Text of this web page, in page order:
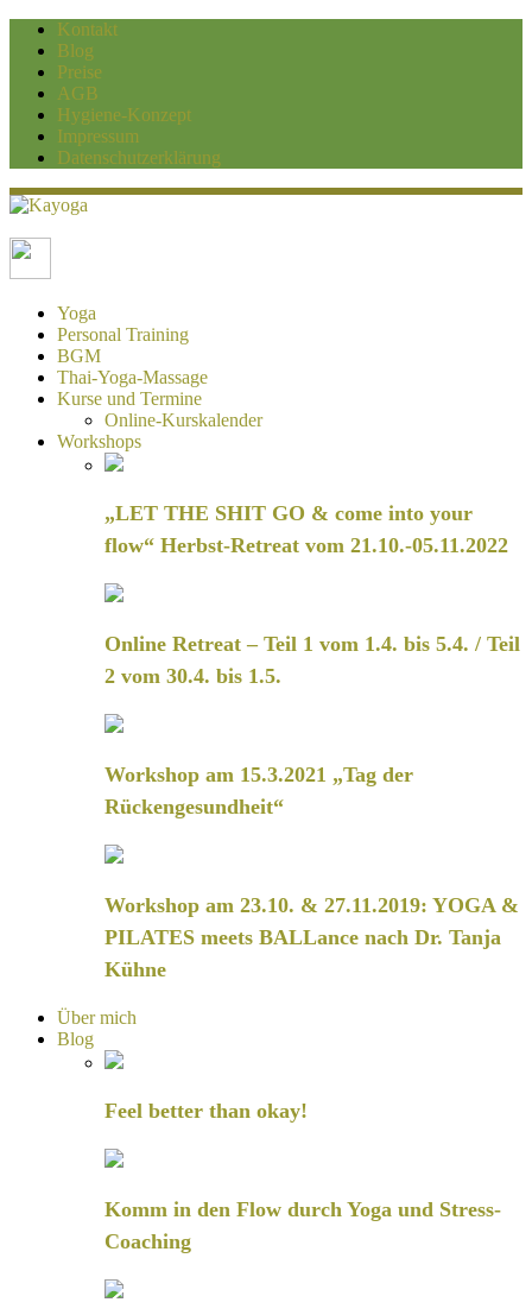
Kontakt
Blog
Preise
AGB
Hygiene-Konzept
Impressum
Datenschutzerklärung
Kayoga
Yoga und Personaltraining Duisburg
Yoga
Personal Training
BGM
Thai-Yoga-Massage
Kurse und Termine
Online-Kurskalender
Workshops
„LET THE SHIT GO & come into your
flow“ Herbst-Retreat vom 21.10.-05.11.2022
Online Retreat – Teil 1 vom 1.4. bis 5.4. / Teil
2 vom 30.4. bis 1.5.
Workshop am 15.3.2021 „Tag der
Rückengesundheit“
Workshop am 23.10. & 27.11.2019: YOGA &
PILATES meets BALLance nach Dr. Tanja
Kühne
Über mich
Blog
Feel better than okay!
Komm in den Flow durch Yoga und Stress-
Coaching